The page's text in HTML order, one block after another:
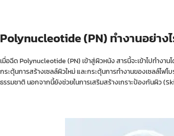
Polynucleotide (PN) ทำงานอย่าง
เมื่อฉีด Polynucleotide (PN) เข้าสู่ผิวหนัง สารนี้จะเข้าไปทำง
กระตุ้นการสร้างเซลล์ผิวใหม่ และกระตุ้นการทำงานของเซลล์ไ
ธรรมชาติ นอกจากนี้ยังช่วยในการเสริมสร้างเกราะป้องกันผิว